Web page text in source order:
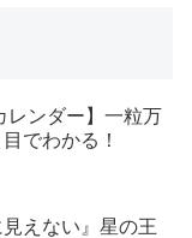
レンダー】一粒万
でわかる！
見えない』星の王